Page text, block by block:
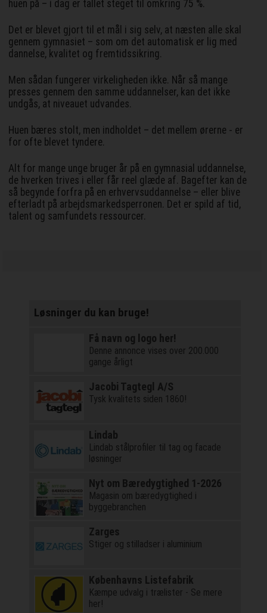
huen på – i dag er tallet steget til omkring 75 %.
Det er blevet gjort til et mål i sig selv, at næsten alle skal
gennem gymnasiet – som om det automatisk er lig med
dannelse, kvalitet og fremtidssikring.
Men sådan fungerer virkeligheden ikke. Når så mange
presses gennem den samme uddannelser, kan det ikke
undgås, at niveauet udvandes.
Huen bæres stolt, men indholdet – det mellem ørerne - er
for ofte blevet tyndere.
Alt for mange unge bruger år på en gymnasial uddannelse,
de hverken trives i eller får reel glæde af. Bagefter kan de
så begynde forfra på en erhvervsuddannelse – eller blive
efterladt på arbejdsmarkedsperronen. Det er spild af tid,
talent og samfundets ressourcer.
Løsninger du kan bruge!
Få navn og logo her!
Denne annonce vises over 200.000
gange årligt
Jacobi Tagtegl A/S
Tysk kvalitets siden 1860!
Lindab
Lindab stålprofiler til tag og facade
løsninger
Nyt om Bæredygtighed 1-2026
Magasin om bæredygtighed i
byggebranchen
Zarges
Stiger og stilladser i aluminium
Københavns Listefabrik
Kæmpe udvalg i trælister - Se mere
her!